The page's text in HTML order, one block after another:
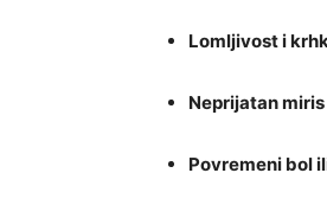
Lomljivost i
Neprijatan miris
Povremeni bol